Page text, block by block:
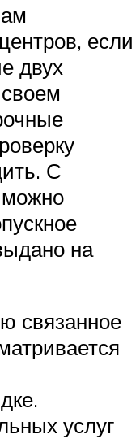
если
двух
С
на
связанное
услуг